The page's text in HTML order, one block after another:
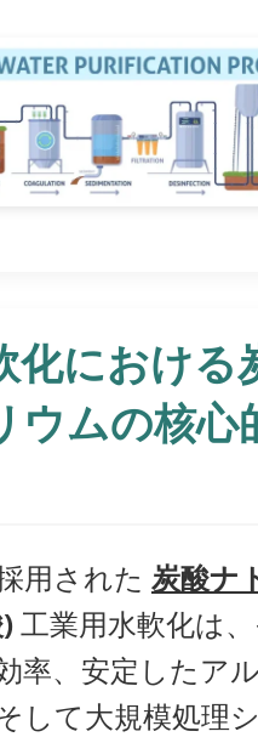
化における
ウムの核心
用された 炭酸ナ
工業用水軟化は
率、安定したア
して大規模処理